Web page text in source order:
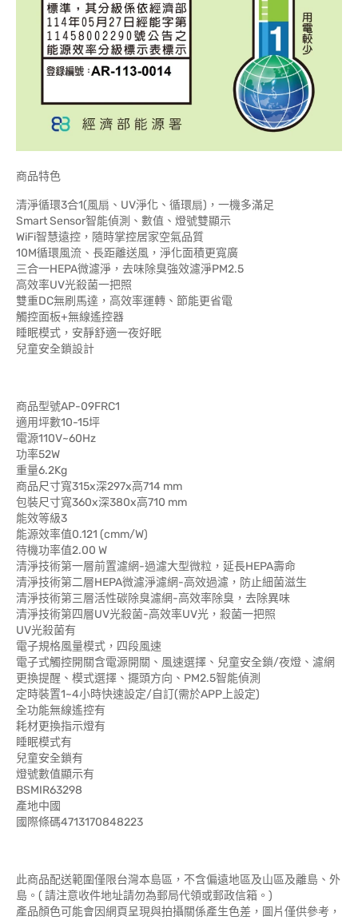
商品特色
清淨循環3合1(風扇、UV淨化、循環扇)，一機多滿足
Smart Sensor智能偵測、數值、燈號雙顯示
WiFi智慧遠控，隨時掌控居家空氣品質
10M循環風流、長距離送風，淨化面積更寬廣
三合一HEPA微濾淨，去味除臭強效濾淨PM2.5
高效率UV光殺菌一把照
雙重DC無刷馬達，高效率運轉、節能更省電
觸控面板+無線遙控器
睡眠模式，安靜舒適一夜好眠
兒童安全鎖設計
商品型號AP-09FRC1
適用坪數10-15坪
電源110V~60Hz
功率52W
重量6.2Kg
商品尺寸寬315x深297x高714 mm
包裝尺寸寬360x深380x高710 mm
能效等級3
能源效率值0.121 (cmm/W)
待機功率值2.00 W
清淨技術第一層前置濾網-過濾大型微粒，延長HEPA壽命
清淨技術第二層HEPA微濾淨濾網-高效過濾，防止細菌滋生
清淨技術第三層活性碳除臭濾網-高效率除臭，去除異味
清淨技術第四層UV光殺菌-高效率UV光，殺菌一把照
UV光殺菌有
電子規格風量模式，四段風速
電子式觸控開關含電源開關、風速選擇、兒童安全鎖/夜燈、濾網
更換提醒、模式選擇、擺頭方向、PM2.5智能偵測
定時裝置1~4小時快速設定/自訂(需於APP上設定)
全功能無線遙控有
耗材更換指示燈有
睡眠模式有
兒童安全鎖有
燈號數值顯示有
BSMIR63298
產地中國
國際條碼4713170848223
此商品配送範圍僅限台灣本島區，不含偏遠地區及山區及離島、外
島。( 請注意收件地址請勿為郵局代領或郵政信箱。)
產品顏色可能會因網頁呈現與拍攝關係產生色差，圖片僅供參考，